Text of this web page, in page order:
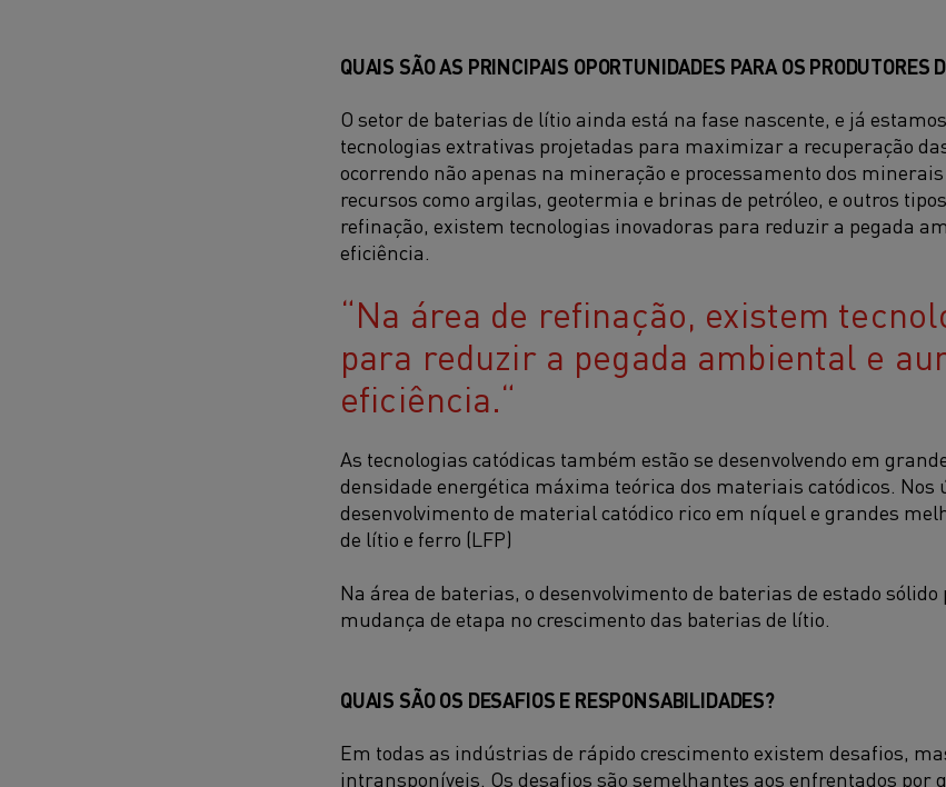
QUAIS SÃO AS PRINCIPAIS OPORTUNIDADES PARA OS PRODUTORES
O setor de baterias de lítio ainda está na fase nascente, e já
tecnologias extrativas projetadas para maximizar a recuperação
ocorrendo não apenas na mineração e processamento dos
recursos como argilas, geotermia e brinas de petróleo, e outros
refinação, existem tecnologias inovadoras para reduzir a pegada
eficiência.
Na área de refinação, existem
para reduzir a pegada ambiental e
eficiência.
As tecnologias catódicas também estão se desenvolvendo em
densidade energética máxima teórica dos materiais catódicos. Nos
desenvolvimento de material catódico rico em níquel e grandes
de lítio e ferro (LFP)
Na área de baterias, o desenvolvimento de baterias de estado
mudança de etapa no crescimento das baterias de lítio.
QUAIS SÃO OS DESAFIOS E RESPONSABILIDADES?
Em todas as indústrias de rápido crescimento existem desafios,
intransponíveis. Os desafios são semelhantes aos enfrentados